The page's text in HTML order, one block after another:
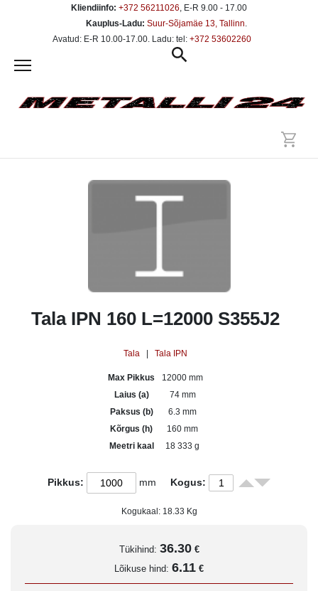
Kliendiinfo: +372 56211026, E-R 9.00 - 17.00
Kauplus-Ladu: Suur-Sõjamäe 13, Tallinn.
Avatud: E-R 10.00-17.00. Ladu: tel: +372 53602260
Tala IPN 160 L=12000 S355J2
Tala Tala IPN
Max Pikkus
12000 mm
Laius (a)
74 mm
Paksus (b)
6.3 mm
Kõrgus (h)
160 mm
Meetri kaal
18 333 g
Pikkus: mm Kogus:
Kogukaal: 18.33 Kg
Tükihind: 36.30 €
Lõikuse hind: 6.11 €